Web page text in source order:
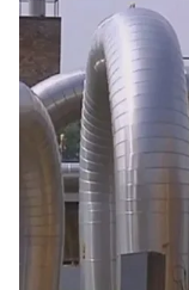
VTV Money
VTV Sức khoẻ
Thị trường 24h
VTV4